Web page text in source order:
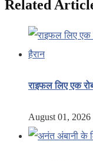
Related
राइफल लिए एक
August 01, 2026